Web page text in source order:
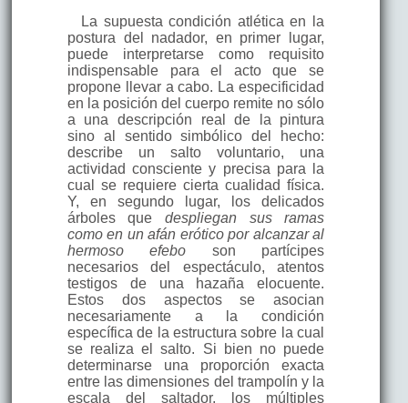
La supuesta condición atlética en la
postura del nadador, en primer lugar,
puede interpretarse como requisito
indispensable para el acto que se
propone llevar a cabo. La especificidad
en la posición del cuerpo remite no sólo
a una descripción real de la pintura
sino al sentido simbólico del hecho:
describe un salto voluntario, una
actividad consciente y precisa para la
cual se requiere cierta cualidad física.
Y, en segundo lugar, los delicados
árboles quedespliegan sus ramas
como en un afán erótico por alcanzar al
hermoso efebo son partícipes
necesarios del espectáculo, atentos
testigos de una hazaña elocuente.
Estos dos aspectos se asocian
necesariamente a la condición
específica de la estructura sobre la cual
se realiza el salto. Si bien no puede
determinarse una proporción exacta
entre las dimensiones del trampolín y la
escala del saltador, los múltiples